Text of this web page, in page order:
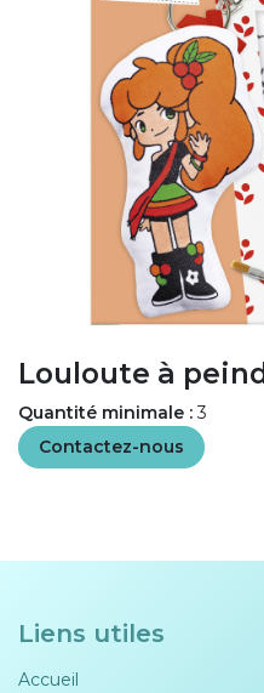
Louloute à
Quantité minimale : 3
Contactez-nous
Liens utiles
Accueil